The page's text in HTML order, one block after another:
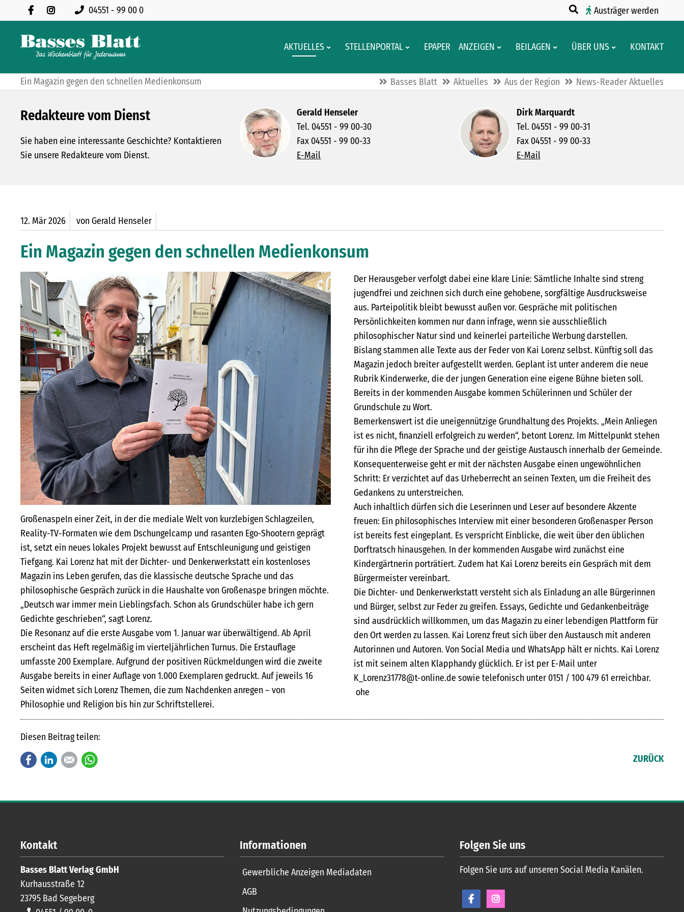
04551 - 99 00 0 Austräger werden
AKTUELLES STELLENPORTAL EPAPER ANZEIGEN BEILAGEN ÜBER UNS KONTAKT
Ein Magazin gegen den schnellen Medienkonsum Basses Blatt Aktuelles Aus der Region News-Reader Aktuelles
Redakteure vom Dienst
Sie haben eine interessante Geschichte? Kontaktieren
Sie unsere Redakteure vom Dienst.
Gerald Henseler
Tel. 04551 - 99 00-30
Fax 04551 - 99 00-33
E-Mail
Dirk Marquardt
Tel. 04551 - 99 00-31
Fax 04551 - 99 00-33
E-Mail
12. Mär2026 von Gerald Henseler
Ein Magazin gegen den schnellen Medienkonsum
GroßenaspeIn einer Zeit, in der die mediale Welt von kurzlebigen Schlagzeilen,
Reality-TV-Formaten wie dem Dschungelcamp und rasanten Ego-Shootern geprägt
ist, setzt ein neues lokales Projekt bewusst auf Entschleunigung und geistigen
Tiefgang. Kai Lorenz hat mit der Dichter- und Denkerwerkstatt ein kostenloses
Magazin ins Leben gerufen, das die klassische deutsche Sprache und das
philosophische Gespräch zurück in die Haushalte von Großenaspe bringen möchte.
„Deutsch war immer mein Lieblingsfach. Schon als Grundschüler habe ich gern
Gedichte geschrieben“, sagt Lorenz.
Die Resonanz auf die erste Ausgabe vom 1. Januar war überwältigend. Ab April
erscheint das Heft regelmäßig im vierteljährlichen Turnus. Die Erstauflage
umfasste 200 Exemplare. Aufgrund der positiven Rückmeldungen wird die zweite
Ausgabe bereits in einer Auflage von 1.000 Exemplaren gedruckt. Auf jeweils 16
Seiten widmet sich Lorenz Themen, die zum Nachdenken anregen – von
Philosophie und Religion bis hin zur Schriftstellerei.
Der Herausgeber verfolgt dabei eine klare Linie: Sämtliche Inhalte sind streng
jugendfrei und zeichnen sich durch eine gehobene, sorgfältige Ausdrucksweise
aus. Parteipolitik bleibt bewusst außen vor. Gespräche mit politischen
Persönlichkeiten kommen nur dann infrage, wenn sie ausschließlich
philosophischer Natur sind und keinerlei parteiliche Werbung darstellen.
Bislang stammen alle Texte aus der Feder von Kai Lorenz selbst. Künftig soll das
Magazin jedoch breiter aufgestellt werden. Geplant ist unter anderem die neue
Rubrik Kinderwerke, die der jungen Generation eine eigene Bühne bieten soll.
Bereits in der kommenden Ausgabe kommen Schülerinnen und Schüler der
Grundschule zu Wort.
Bemerkenswert ist die uneigennützige Grundhaltung des Projekts. „Mein Anliegen
ist es nicht, finanziell erfolgreich zu werden“, betont Lorenz. Im Mittelpunkt stehen
für ihn die Pflege der Sprache und der geistige Austausch innerhalb der Gemeinde.
Konsequenterweise geht er mit der nächsten Ausgabe einen ungewöhnlichen
Schritt: Er verzichtet auf das Urheberrecht an seinen Texten, um die Freiheit des
Gedankens zu unterstreichen.
Auch inhaltlich dürfen sich die Leserinnen und Leser auf besondere Akzente
freuen: Ein philosophisches Interview mit einer besonderen Großenasper Person
ist bereits fest eingeplant. Es verspricht Einblicke, die weit über den üblichen
Dorftratsch hinausgehen. In der kommenden Ausgabe wird zunächst eine
Kindergärtnerin porträtiert. Zudem hat Kai Lorenz bereits ein Gespräch mit dem
Bürgermeister vereinbart.
Die Dichter- und Denkerwerkstatt versteht sich als Einladung an alle Bürgerinnen
und Bürger, selbst zur Feder zu greifen. Essays, Gedichte und Gedankenbeiträge
sind ausdrücklich willkommen, um das Magazin zu einer lebendigen Plattform für
den Ort werden zu lassen. Kai Lorenz freut sich über den Austausch mit anderen
Autorinnen und Autoren. Von Social Media und WhatsApp hält er nichts. Kai Lorenz
ist mit seinem alten Klapphandy glücklich. Er ist per E-Mail unter
K_Lorenz31778@t-online.de sowie telefonisch unter 0151 / 100 479 61 erreichbar.
ohe
Diesen Beitrag teilen:
FacebookLinkedInE-mail ZURÜCK
Kontakt
Basses Blatt Verlag GmbH
Kurhausstraße 12
23795 Bad Segeberg
Informationen
Gewerbliche Anzeigen Mediadaten
AGB
Folgen Sie uns
Folgen Sie uns auf unseren Social Media Kanälen.